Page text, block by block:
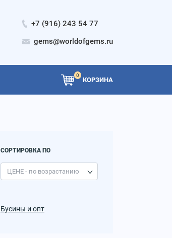
+7 (916) 243 54 77
gems@worldofgems.ru
0
КОРЗИНА
СОРТИРОВКА ПО
Бусины и опт